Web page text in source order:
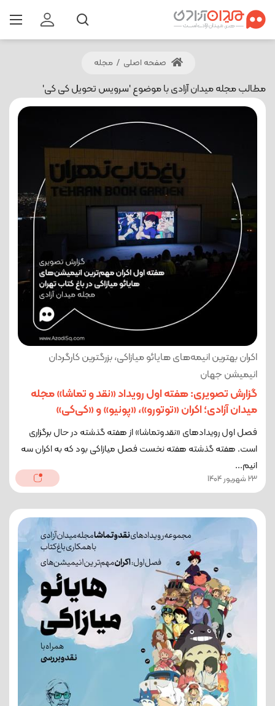
صفحه اصلی / مجله
مطالب مجله میدان آزادی با موضوع 'سرویس تحویل کی کی'
اکران بهترین انیمه‌های هایائو میازاکی، بزرگترین کارگردان
انیمیشن جهان
گزارش تصویری: هفته اول رویداد «نقد و تماشا» مجله
میدان آزادی؛ اکران «توتورو»، «پونیو» و «کی‌کی»
فصل اول رویدادهای «نقدوتماشا» از هفته گذشته در حال برگزاری
است. هفته گذشته هفته نخست فصل میازاکی بود که به اکران سه
انیم...
23 شهریور 1404